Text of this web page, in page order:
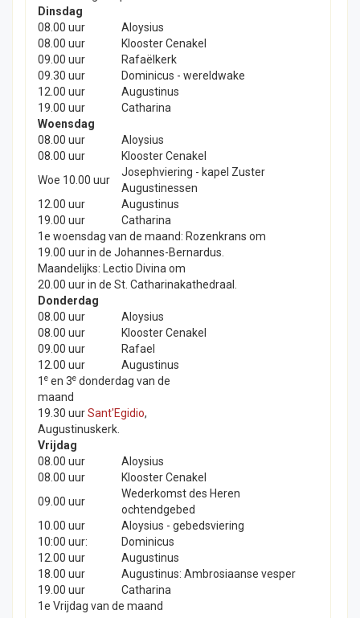
Dinsdag
08.00 uur
Aloysius
08.00 uur
Klooster Cenakel
09.00 uur
Rafaëlkerk
09.30 uur
Dominicus - wereldwake
12.00 uur
Augustinus
19.00 uur
Catharina
Woensdag
08.00 uur
Aloysius
08.00 uur
Klooster Cenakel
Woe 10.00 uur
Josephviering - kapel Zuster
Augustinessen
12.00 uur
Augustinus
19.00 uur
Catharina
1e woensdag van de maand: Rozenkrans om
19.00 uur in de Johannes-Bernardus.
Maandelijks: Lectio Divina om
20.00 uur in de St. Catharinakathedraal.
Donderdag
08.00 uur
Aloysius
08.00 uur
Klooster Cenakel
09.00 uur
Rafael
12.00 uur
Augustinus
1 e en 3e donderdag van de
maand
19.30 uurSant'Egidio,
Augustinuskerk.
Vrijdag
08.00 uur
Aloysius
08.00 uur
Klooster Cenakel
09.00 uur
Wederkomst des Heren
ochtendgebed
10.00 uur
Aloysius - gebedsviering
10:00 uur:
Dominicus
12.00 uur
Augustinus
18.00 uur
Augustinus: Ambrosiaanse vesper
19.00 uur
Catharina
1e Vrijdag van de maand